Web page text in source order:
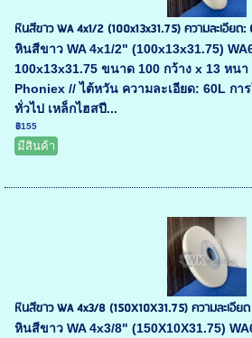
หินสีขาว WA 4x1/2 (100x13x31.75) ความละเอียด:
หินสีขาว WA 4x1/2" (100x13x31.75)
100x13x31.75 ขนาด 100 กว้าง x 13 หน
Phoniex // ไต้หวัน ความละเอียด: 60L กา
ทั่วไป เหล็กไฮสปี...
฿155
มีสินค้า
หินสีขาว WA 4x3/8 (150X10X31.75) ความละเอีย
หินสีขาว WA 4x3/8" (150X10X31.75)